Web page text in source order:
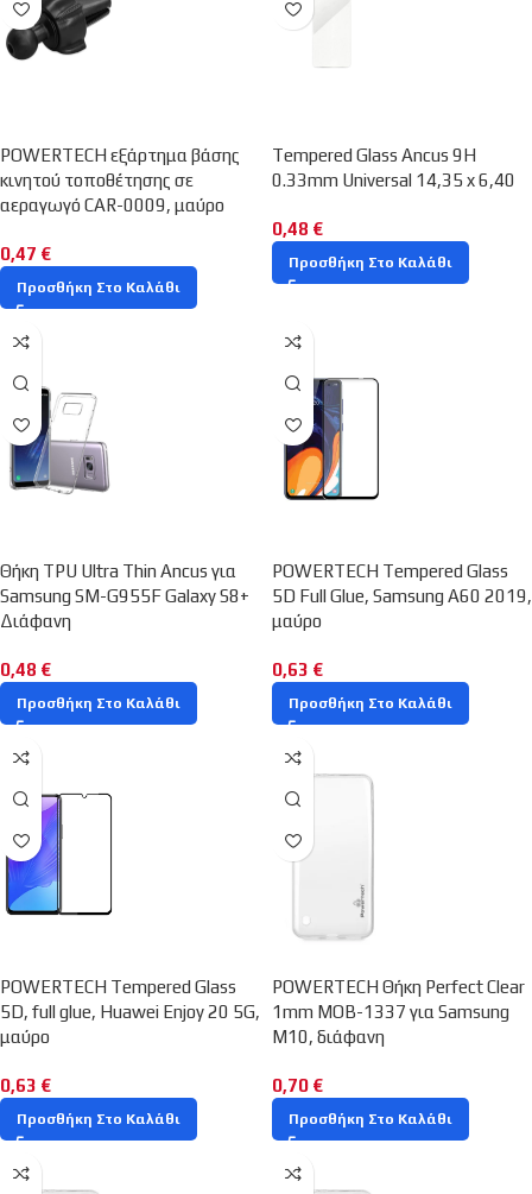
POWERTECH εξάρτημα βάσης
κινητού τοποθέτησης σε
αεραγωγό CAR-0009, μαύρο
0,47 €
Προσθήκη Στο Καλάθι
Tempered Glass Ancus 9H
0.33mm Universal 14,35 x 6,40
0,48 €
Προσθήκη Στο Καλάθι
Θήκη TPU Ultra Thin Ancus για
Samsung SM-G955F Galaxy S8+
Διάφανη
0,48 €
Προσθήκη Στο Καλάθι
POWERTECH Tempered Glass
5D Full Glue, Samsung A60 2019,
μαύρο
0,63 €
Προσθήκη Στο Καλάθι
POWERTECH Tempered Glass
5D, full glue, Huawei Enjoy 20 5G,
μαύρο
0,63 €
Προσθήκη Στο Καλάθι
POWERTECH Θήκη Perfect Clear
1mm MOB-1337 για Samsung
M10, διάφανη
0,70 €
Προσθήκη Στο Καλάθι